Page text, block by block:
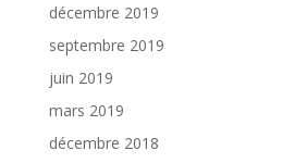
décembre 2019
septembre 2019
juin 2019
mars 2019
décembre 2018